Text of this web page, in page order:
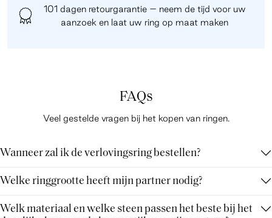
101 dagen retourgarantie – neem de tijd voor uw
aanzoek en laat uw ring op maat maken
FAQs
Veel gestelde vragen bij het kopen van ringen.
Wanneer zal ik de verlovingsring bestellen?
Welke ringgrootte heeft mijn partner nodig?
Welk materiaal en welke steen passen het beste bij het